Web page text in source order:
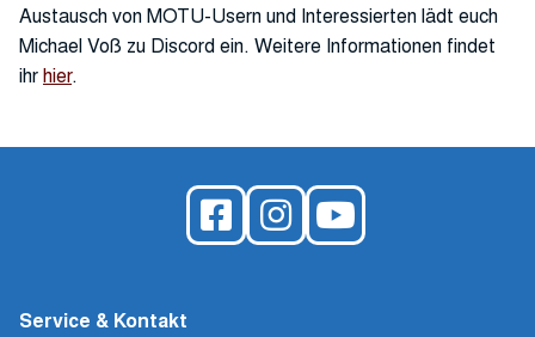
Austausch von MOTU-Usern und Interessierten lädt euch
Michael Voß zu Discord ein. Weitere Informationen findet
ihrhier.
Service & Kontakt